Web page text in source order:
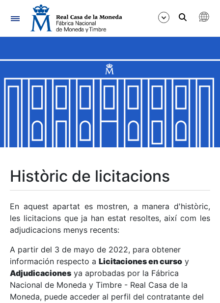
Navegació
Mostra/Amaga
Mostra/Amaga
Mostra/Amaga
Mostra/Amaga
Mostra/Amaga
Històric de licitacions
En aquest apartat es mostren, a manera d'històric,
les licitacions que ja han estat resoltes, així com les
adjudicacions menys recents:
A partir del 3 de mayo de 2022, para obtener
información respecto a Licitaciones en curso y
Adjudicaciones ya aprobadas por la Fábrica
Nacional de Moneda y Timbre - Real Casa de la
Moneda, puede acceder al perfil del contratante del